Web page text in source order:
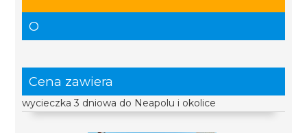
O
Cena zawiera
wycieczka 3 dniowa do Neapolu i okolice